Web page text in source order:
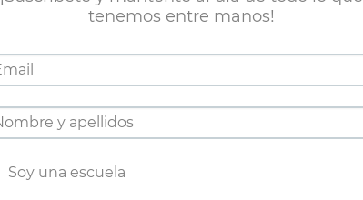
tenemos entre manos!
Soy una escuela